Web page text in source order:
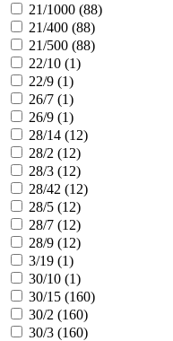
21/1000 (88)
21/400 (88)
21/500 (88)
22/10 (1)
22/9 (1)
26/7 (1)
26/9 (1)
28/14 (12)
28/2 (12)
28/3 (12)
28/42 (12)
28/5 (12)
28/7 (12)
28/9 (12)
3/19 (1)
30/10 (1)
30/15 (160)
30/2 (160)
30/3 (160)